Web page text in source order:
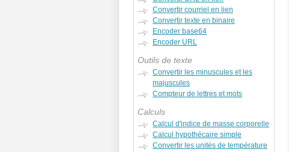
Convertir courriel en lien
Convertir texte en binaire
Encoder base64
Encoder URL
Outils de texte
Convertir les minuscules et les
majuscules
Compteur de lettres et mots
Calculs
Calcul d'indice de masse corporelle
Calcul hypothécaire simple
Convertir les unités de température